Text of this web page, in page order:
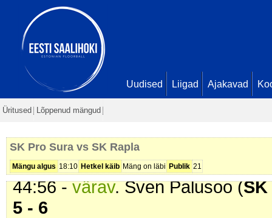
Uudised Liigad Ajakavad
Üritused Lõppenud mängud
SK Pro Sura vs SK Rapla
Mängu algus 18:10 Hetkel käib Mäng on läbi Publik 21
18:04 -
värav
28:41 -värav
2 - 5
32:49 - värav . Jarno Manni (SK
33:38 -värav. Marek Lairand (
42:15 -värav. Urmas Järg (
- 6
44:56 -värav. Sven Palusoo (SK
5 - 6